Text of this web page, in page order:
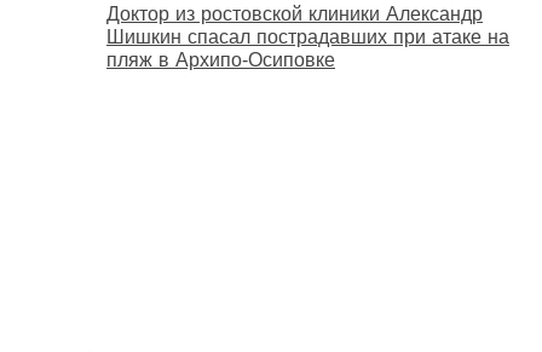
Доктор из ростовской клиники Александр
Шишкин спасал пострадавших при атаке на
пляж в Архипо‑Осиповке